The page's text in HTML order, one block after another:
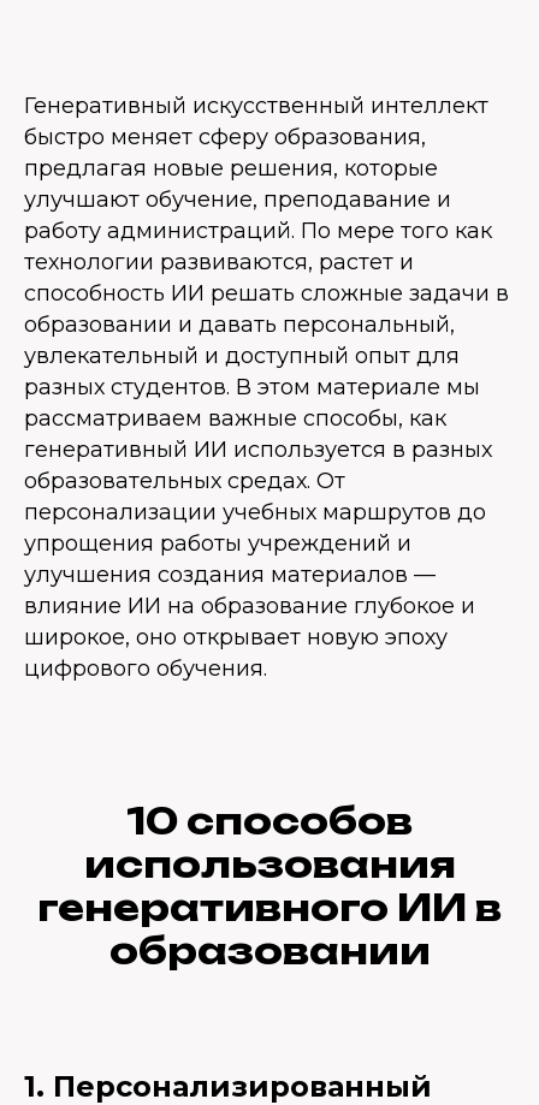
Генеративный искусственный интеллект
быстро меняет сферу образования,
предлагая новые решения, которые
улучшают обучение, преподавание и
работу администраций. По мере того как
технологии развиваются, растет и
способность ИИ решать сложные задачи в
образовании и давать персональный,
увлекательный и доступный опыт для
разных студентов. В этом материале мы
рассматриваем важные способы, как
генеративный ИИ используется в разных
образовательных средах. От
персонализации учебных маршрутов до
упрощения работы учреждений и
улучшения создания материалов —
влияние ИИ на образование глубокое и
широкое, оно открывает новую эпоху
цифрового обучения.
10 способов
использования
генеративного ИИ в
образовании
1. Персонализированный